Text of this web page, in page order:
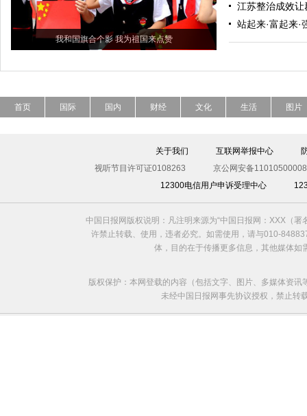
我和国旗合个影 我为祖国来点赞
江苏整治成效让
站起来·富起来·
首页 国际 国内 财经 文化 生活 图片
关于我们 互联网举报中心
视听节目许可证0108263
京公网安备
12300电信用户申诉受理中心
中国日报网版权说明：凡注明来源为“中国日报网：XXX（
许禁止转载、使用，违者必究。如需使用，请与010-
体，目的在于传播更多信息，其他媒体
版权保护：本网登载的内容（包括文字、图片、多媒体资
未经中国日报网事先协议授权，禁止转